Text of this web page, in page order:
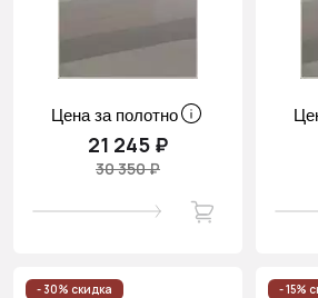
Цена за полотно
21 245 ₽
30 350 ₽
- 30% скидка - 15%